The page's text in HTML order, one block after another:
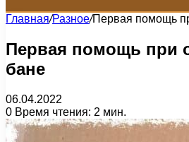
Главная/Разное/Первая помощь
Первая помощь при
бане
06.04.2022
0 Время чтения: 2 мин.